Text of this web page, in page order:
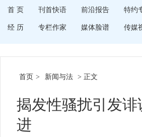
首 页 刊首快语 前沿报告 特约
经 历 专栏作家 媒体脸谱 传媒
首页 > 新闻与法 > 正文
揭发性骚扰引发
进